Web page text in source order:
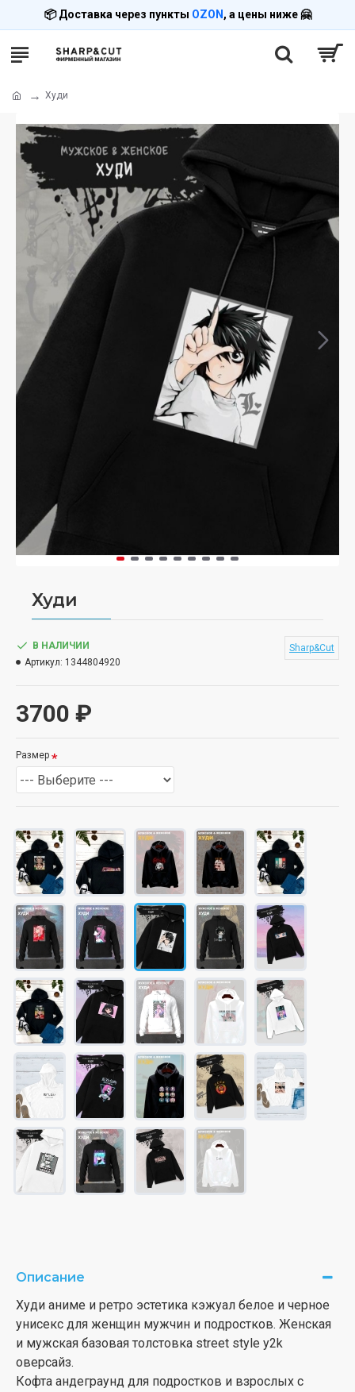
📦 Доставка через пункты OZON , а цены ниже 🤗
Худи
Худи
3700 ₽
В НАЛИЧИИ
Артикул: 1344804920
Sharp&Cut
Размер
Описание
Худи аниме и ретро эстетика кэжуал белое и черное
унисекс для женщин мужчин и подростков. Женская
и мужская базовая толстовка street style y2k
оверсайз.
Кофта андеграунд для подростков и взрослых с